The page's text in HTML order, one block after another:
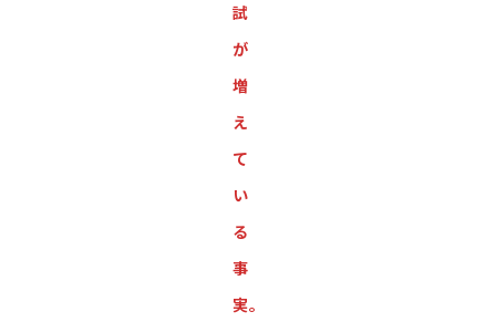
試
が
増
え
て
い
る
事
実。